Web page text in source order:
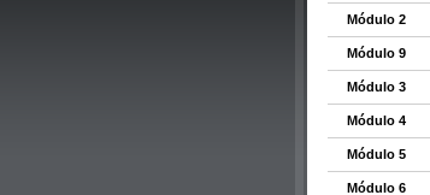
Módulo 2
Módulo 9
Módulo 3
Módulo 4
Módulo 5
Módulo 6